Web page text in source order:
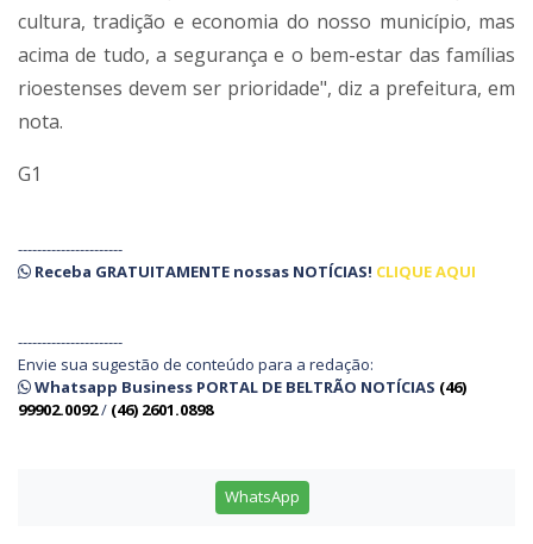
cultura, tradição e economia do nosso município, mas
acima de tudo, a segurança e o bem-estar das famílias
rioestenses devem ser prioridade", diz a prefeitura, em
nota.
G1
----------------------
Receba GRATUITAMENTE nossas NOTÍCIAS! CLIQUE AQUI
----------------------
Envie sua sugestão de conteúdo para a redação:
Whatsapp Business PORTAL DE BELTRÃO NOTÍCIAS (46)
99902.0092/ (46) 2601.0898
WhatsApp